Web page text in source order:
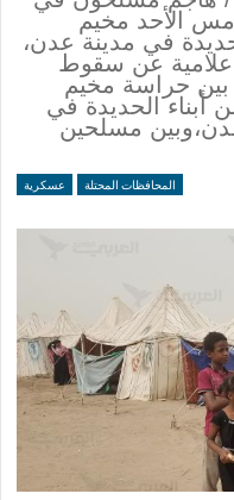
الأحد مخيم
في مدينة عدن،
عن سقوط
حراسة مخيم
أبناء الحديدة في
مسلحين
المحافظات المحتلة عسكرية